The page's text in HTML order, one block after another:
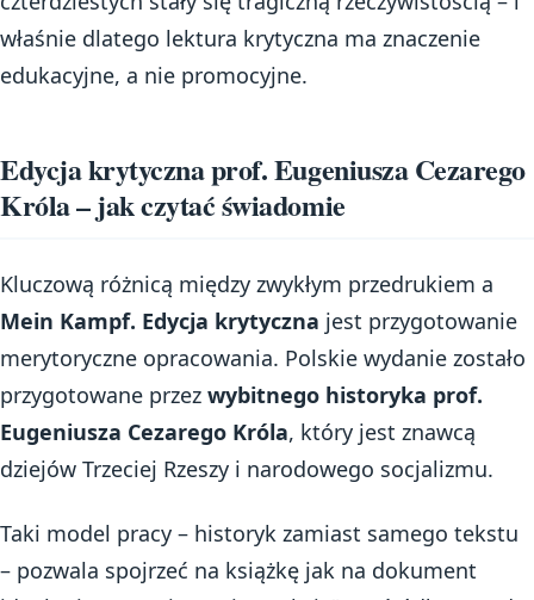
właśnie dlatego lektura krytyczna ma znaczenie
edukacyjne, a nie promocyjne.
Edycja krytyczna prof. Eugeniusza Cezarego
Króla – jak czytać świadomie
Kluczową różnicą między zwykłym przedrukiem a
Mein Kampf. Edycja krytyczna jest przygotowanie
merytoryczne opracowania. Polskie wydanie zostało
przygotowane przez wybitnego historyka prof.
Eugeniusza Cezarego Króla, który jest znawcą
dziejów Trzeciej Rzeszy i narodowego socjalizmu.
Taki model pracy – historyk zamiast samego tekstu
– pozwala spojrzeć na książkę jak na dokument